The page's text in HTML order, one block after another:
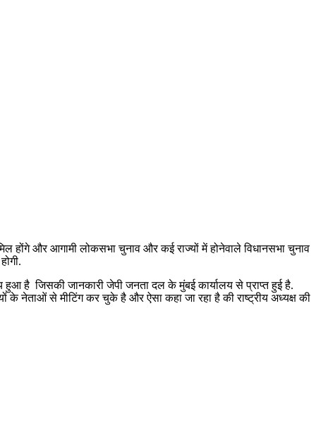
होंगे और आगामी लोकसभा चुनाव और कई राज्यों में होनेवाले विधानसभा चुनाव
हुआ है जिसकी जानकारी जेपी जनता दल के मुंबई कार्यालय से प्राप्त हुई है.
के नेताओं से मीटिंग कर चुके है और ऐसा कहा जा रहा है की राष्ट्रीय अध्यक्ष की